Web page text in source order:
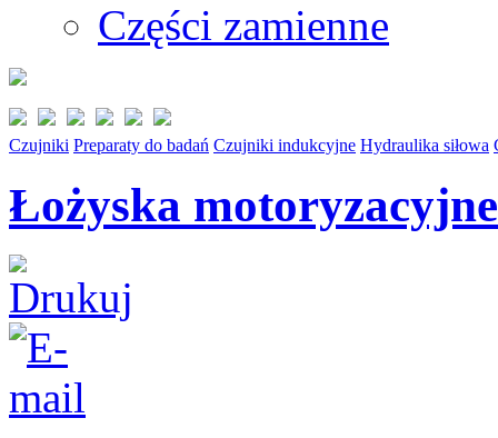
Części zamienne
Czujniki Preparaty do badań Czujniki indukcyjne Hydraulika siłowa
Łożyska motoryzacyjne